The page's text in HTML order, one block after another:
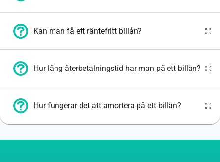
Kan man få ett räntefritt billån?
Hur lång återbetalningstid har man på ett billån?
Hur fungerar det att amortera på ett billån?